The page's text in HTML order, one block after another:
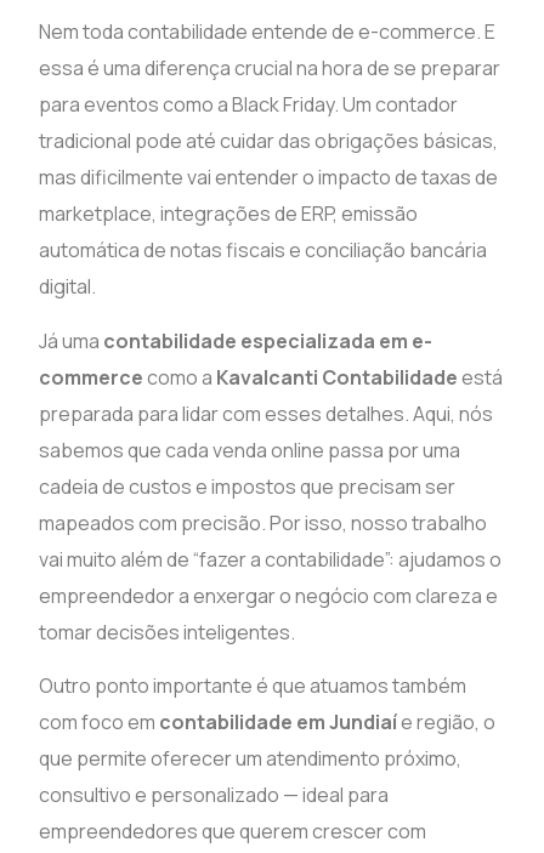
Nem toda contabilidade entende de e-commerce. E
essa é uma diferença crucial na hora de se preparar
para eventos como a Black Friday. Um contador
tradicional pode até cuidar das obrigações básicas,
mas dificilmente vai entender o impacto de taxas de
marketplace, integrações de ERP, emissão
automática de notas fiscais e conciliação bancária
digital.
Já uma contabilidade especializada em e-
commercecomo a Kavalcanti Contabilidadeestá
preparada para lidar com esses detalhes. Aqui, nós
sabemos que cada venda online passa por uma
cadeia de custos e impostos que precisam ser
mapeados com precisão. Por isso, nosso trabalho
vai muito além de “fazer a contabilidade”: ajudamos o
empreendedor a enxergar o negócio com clareza e
tomar decisões inteligentes.
Outro ponto importante é que atuamos também
com foco em contabilidade em Jundiaíe região, o
que permite oferecer um atendimento próximo,
consultivo e personalizado — ideal para
empreendedores que querem crescer com